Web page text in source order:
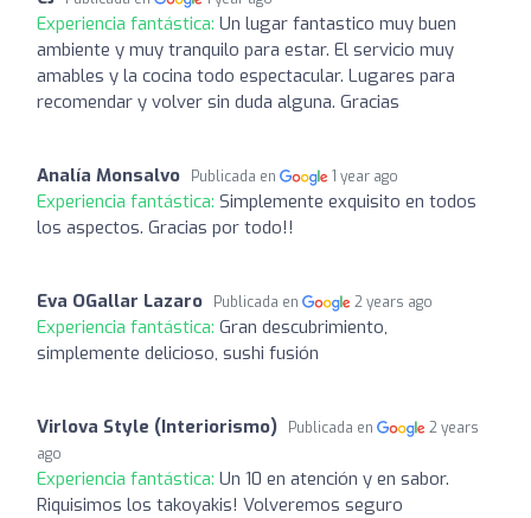
Experiencia fantástica: Un lugar fantastico muy buen
ambiente y muy tranquilo para estar. El servicio muy
amables y la cocina todo espectacular. Lugares para
recomendar y volver sin duda alguna. Gracias
Analía Monsalvo Publicada en 1 year ago
Experiencia fantástica: Simplemente exquisito en todos
los aspectos. Gracias por todo!!
Eva OGallar Lazaro Publicada en 2 years ago
Experiencia fantástica: Gran descubrimiento,
simplemente delicioso, sushi fusión
Virlova Style (Interiorismo) Publicada en
2 years
ago
Experiencia fantástica: Un 10 en atención y en sabor.
Riquisimos los takoyakis! Volveremos seguro